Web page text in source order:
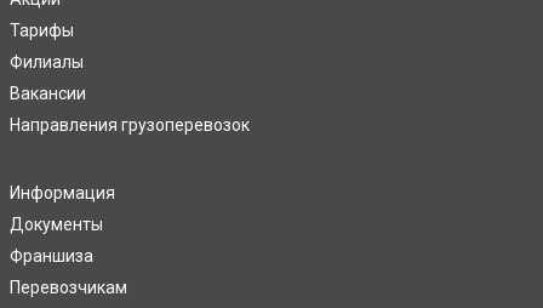
Тарифы
Филиалы
Вакансии
Направления грузоперевозок
Информация
Документы
Франшиза
Перевозчикам